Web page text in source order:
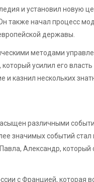
и установил новую
также начал процесс
державы.
методами
усилил его
казнил нескольких
различными
значимых событий стал
Александр, который
с Францией, которая